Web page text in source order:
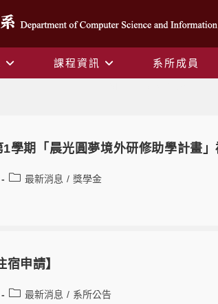
課程資訊 系所成員
學期「晨光圓夢境外研修助學計畫
最新消息 / 獎學金
宿申請】
最新消息 / 系所公告